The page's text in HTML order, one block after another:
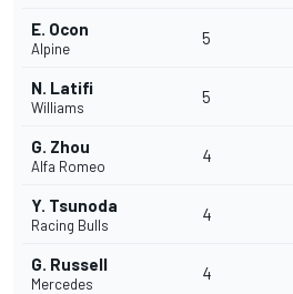
E. Ocon
Alpine
5
N. Latifi
Williams
5
G. Zhou
Alfa Romeo
4
Y. Tsunoda
Racing Bulls
4
G. Russell
Mercedes
4